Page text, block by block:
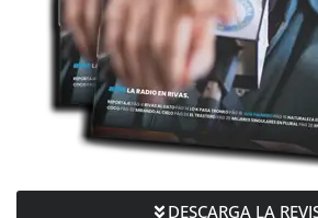
DESCARGA LA